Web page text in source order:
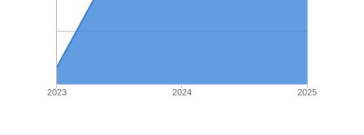
2023 2024 2025